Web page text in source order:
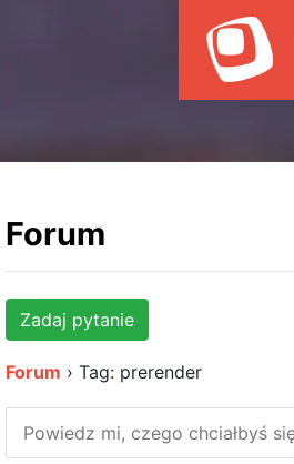
BLOG
WYDARZENIA
HOSTING
Forum
Zadaj pytanie
Forum › Tag: prerender